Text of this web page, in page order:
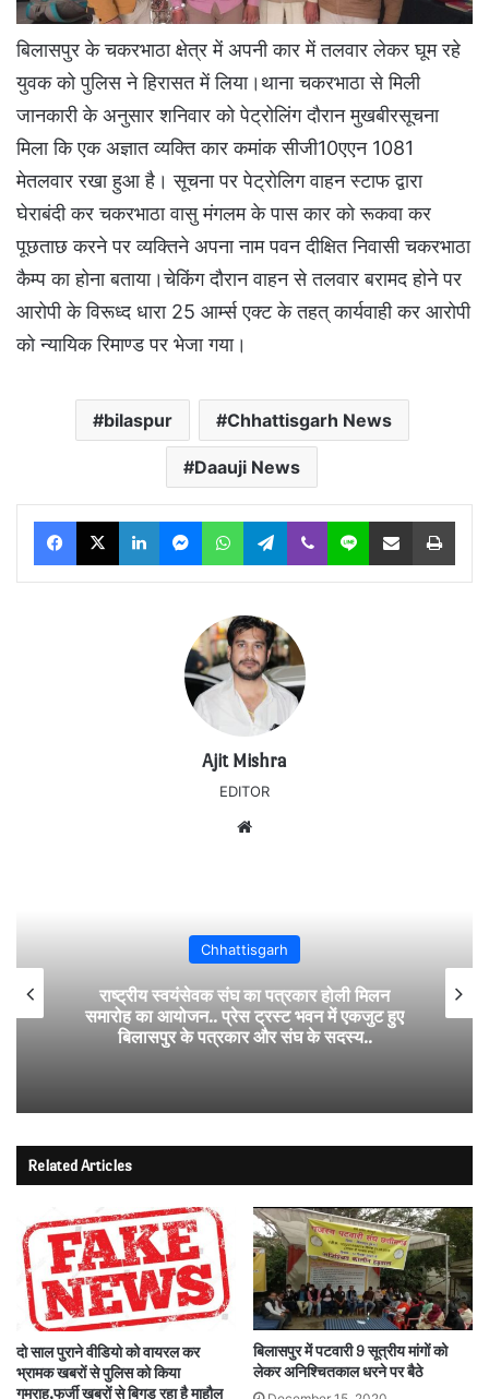
बिलासपुर के चकरभाठा क्षेत्र में अपनी कार में तलवार लेकर घूम रहे
युवक को पुलिस ने हिरासत में लिया।थाना चकरभाठा से मिली
जानकारी के अनुसार शनिवार को पेट्रोलिंग दौरान मुखबीरसूचना
मिला कि एक अज्ञात व्यक्ति कार कमांक सीजी10एएन 1081
मेतलवार रखा हुआ है। सूचना पर पेट्रोलिग वाहन स्टाफ द्वारा
घेराबंदी कर चकरभाठा वासु मंगलम के पास कार को रूकवा कर
पूछताछ करने पर व्यक्तिने अपना नाम पवन दीक्षित निवासी चकरभाठा
कैम्प का होना बताया।चेकिंग दौरान वाहन से तलवार बरामद होने पर
आरोपी के विरूध्द धारा 25 आर्म्स एक्ट के तहत् कार्यवाही कर आरोपी
को न्यायिक रिमाण्ड पर भेजा गया।
bilaspur Chhattisgarh News
Daauji News
Facebook
X LinkedInMessengerWhatsAppTelegram
Viber Line Share via Email Print
Ajit Mishra
EDITOR
Chhattisgarh
राष्ट्रीय स्वयंसेवक संघ का पत्रकार होली मिलन
समारोह का आयोजन.. प्रेस ट्रस्ट भवन में एकजुट हुए
बिलासपुर के पत्रकार और संघ के सदस्य..
Related Articles
दो साल पुराने वीडियो को वायरल कर
भ्रामक खबरों से पुलिस को किया
गुमराह,फर्जी खबरों से बिगड़ रहा है माहौल
बिलासपुर में पटवारी 9 सूत्रीय मांगों को
लेकर अनिश्चितकाल धरने पर बैठे